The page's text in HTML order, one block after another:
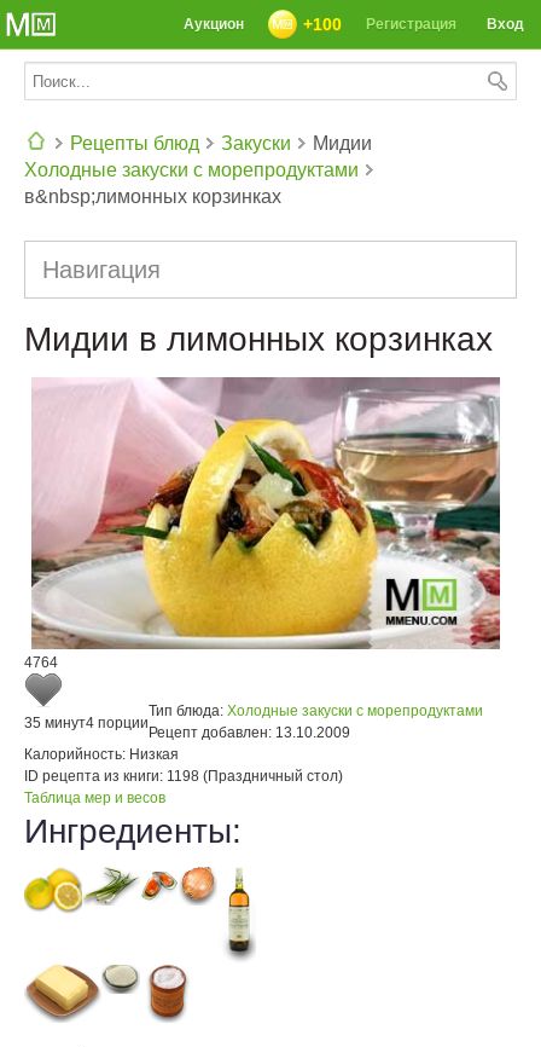
СЕГОДНЯ: 39142 РЕЦЕПТА
Вход
Регистрация
+100
Аукцион
Рецепты блюд
Закуски
Холодные закуски с морепродуктами
Мидии
в&nbsp;лимонных корзинках
Навигация
Мидии в лимонных корзинках
4764
35 минут4 порции
Тип блюда: Холодные закуски с морепродуктами
Рецепт добавлен: 13.10.2009
Калорийность: Низкая
ID рецепта из книги: 1198 (Праздничный стол)
Таблица мер и весов
Ингредиенты: